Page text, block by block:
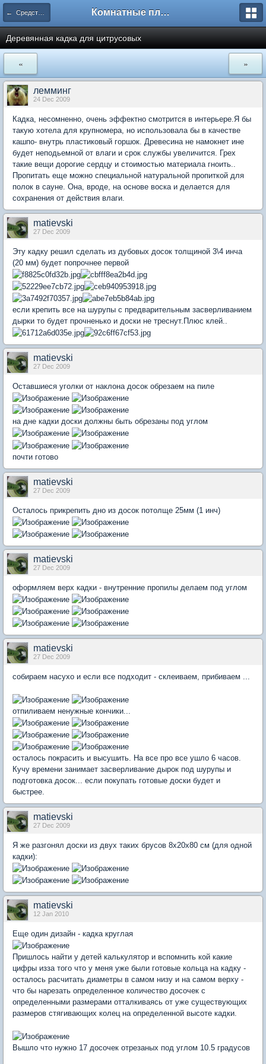
← Средства и оборудование для домашнего сада Комнатные плодовые экзоты
Деревянная кадка для цитрусовых
« »
лемминг
24 Dec 2009
Кадка, несомненно, очень эффектно смотрится в интерьере.Я бы
такую хотела для крупномера, но использовала бы в качестве
кашпо- внутрь пластиковый горшок. Древесина не намокнет ине
будет неподьемной от влаги и срок службы увеличится. Грех
такие вещи дорогие сердцу и стоимостью материала гноить..
Пропитать еще можно специальной натуральной пропиткой для
полок в сауне. Она, вроде, на основе воска и делается для
сохранения от действия влаги.
matievski
27 Dec 2009
Эту кадку решил сделать из дубовых досок толщиной 3\4 инча
(20 мм) будет попрочнее первой
если крепить все на шурупы с предварительным засверливанием
дырки то будет прочненько и доски не треснут.Плюс клей..
matievski
27 Dec 2009
Оставшиеся уголки от наклона досок обрезаем на пиле
на дне кадки доски должны быть обрезаны под углом
почти готово
matievski
27 Dec 2009
Осталось прикрепить дно из досок потолще 25мм (1 инч)
matievski
27 Dec 2009
оформляем верх кадки - внутренние пропилы делаем под углом
matievski
27 Dec 2009
собираем насухо и если все подходит - склеиваем, прибиваем ...
отпиливаем ненужные кончики...
осталось покрасить и высушить. На все про все ушло 6 часов.
Кучу времени занимает засверливание дырок под шурупы и
подготовка досок... если покупать готовые доски будет и
быстрее.
matievski
27 Dec 2009
Я же разгонял доски из двух таких брусов 8x20x80 см (для одной
кадки):
matievski
12 Jan 2010
Еще один дизайн - кадка круглая
Пришлось найти у детей калькулятор и вспомнить кой какие
цифры изза того что у меня уже были готовые кольца на кадку -
осталось расчитать диаметры в самом низу и на самом верху -
что бы нарезать определенное количество досочек с
определенными размерами отталкиваясь от уже существующих
размеров стягивающих колец на определенной высоте кадки.
Вышло что нужно 17 досочек отрезаных под углом 10.5 градусов